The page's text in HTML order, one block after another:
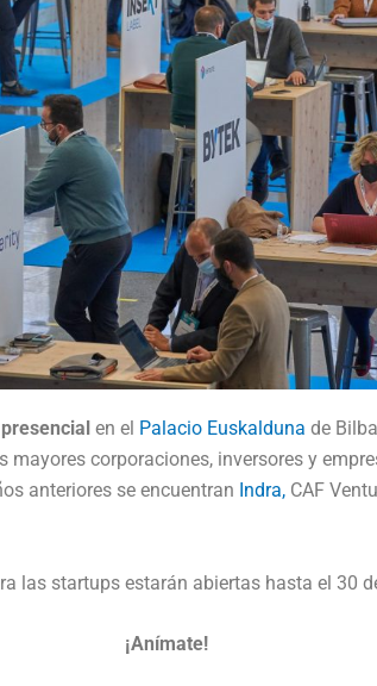
presencial en el Palacio Euskalduna de
corporaciones, inversores y
anteriores se encuentran Indra,CAF
las startups estarán abiertas hasta el 30
¡Anímate!